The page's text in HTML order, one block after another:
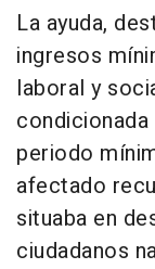
La ayuda,
ingresos
laboral y
periodo
afectado
situaba en
ciudadanos